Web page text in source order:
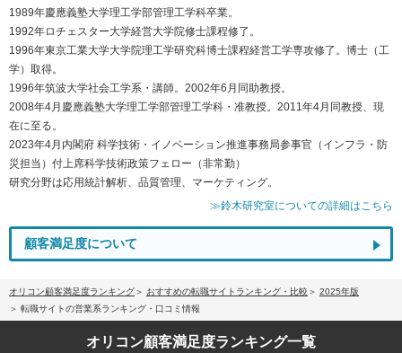
1989年慶應義塾大学理工学部管理工学科卒業。
1992年ロチェスター大学経営大学院修士課程修了。
1996年東京工業大学大学院理工学研究科博士課程経営工学専攻修了。博士（工
学）取得。
1996年筑波大学社会工学系・講師。2002年6月同助教授。
2008年4月慶應義塾大学理工学部管理工学科・准教授。2011年4月同教授、現
在に至る。
2023年4月内閣府 科学技術・イノベーション推進事務局参事官（インフラ・防
災担当）付上席科学技術政策フェロー（非常勤）
研究分野は応用統計解析、品質管理、マーケティング。
≫鈴木研究室についての詳細はこちら
顧客満足度について
オリコン顧客満足度ランキング おすすめの転職サイトランキング・比較
2025年版
転職サイトの営業系ランキング・口コミ情報
オリコン顧客満足度ランキング一覧